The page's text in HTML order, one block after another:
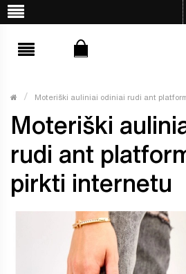
Moteriški auliniai odiniai rudi ant
Moteriški
rudi ant
pirkti internetu